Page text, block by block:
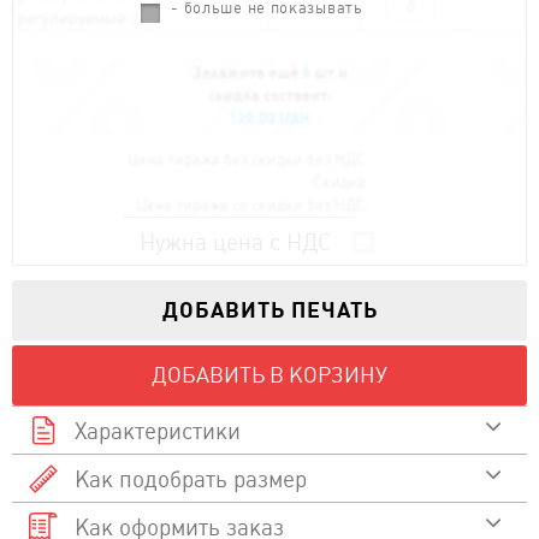
- больше не показывать
ДОБАВИТЬ ПЕЧАТЬ
ДОБАВИТЬ В КОРЗИНУ
Характеристики
Состав 100 % хлопок
Как подобрать размер
Как оформить заказ